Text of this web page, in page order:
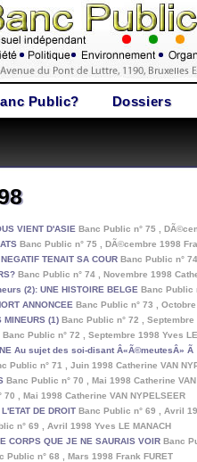
Public? Dossiers
VIENT D'ASIE Banc Public n° 75 ,
Banc Public n° 75 , DÃ©cembre 1998
TENAIT SA COUR Banc Public n°
Banc Public n° 74 , Novembre 1998
(2): UNE HISTOIRE BELGE Banc Public
ANNONCEE Banc Public n° 73 ,
MINEURS (1) Banc Public n° 72 , Septembre
Banc Public n° 72 , Septembre 1998 Yves
Au sujet des soi-disant Â«Ã©meutesÂ»
Public n° 71 , Juin 1998 Catherine VAN
Banc Public n° 70 , Mai 1998 Catherine
70 , Mai 1998 Catherine VAN NYPELSEER
DE DROIT Banc Public n° 69 , Avril
n° 69 , Avril 1998 Yves LE MANACH
CORPS QUE JE NE SAURAIS VOIR Banc
Public n° 68 , Mars 1998 Frank FURET